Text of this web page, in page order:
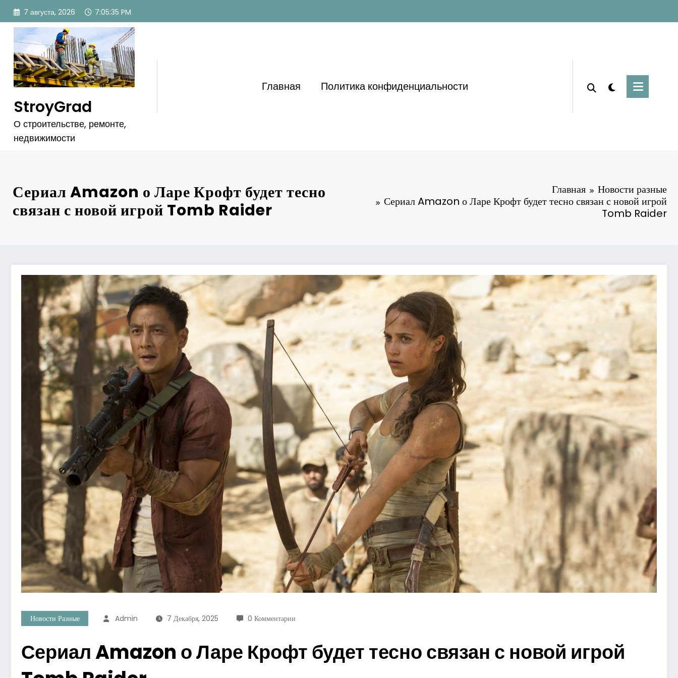
Перейти
содержимому
7 августа, 2026 7:05:38 PM
StroyGrad
О строительстве, ремонте,
недвижимости
Главная Политика конфиденциальности
Сериал Amazon о Ларе Крофт будет тесно
связан с новой игрой Tomb Raider
Главная
Новости разные
Сериал Amazon о Ларе Крофт будет тесно связан с новой игрой
Tomb Raider
Новости Разные Admin 7 Декабря, 2025 0 Комментарии
Сериал Amazon о Ларе Крофт будет тесно связан с новой игрой